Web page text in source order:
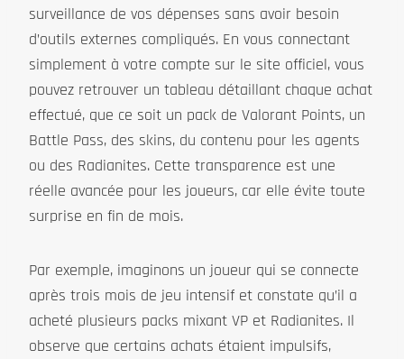
surveillance de vos dépenses sans avoir besoin
d’outils externes compliqués. En vous connectant
simplement à votre compte sur le site officiel, vous
pouvez retrouver un tableau détaillant chaque achat
effectué, que ce soit un pack de Valorant Points, un
Battle Pass, des skins, du contenu pour les agents
ou des Radianites. Cette transparence est une
réelle avancée pour les joueurs, car elle évite toute
surprise en fin de mois.
Par exemple, imaginons un joueur qui se connecte
après trois mois de jeu intensif et constate qu’il a
acheté plusieurs packs mixant VP et Radianites. Il
observe que certains achats étaient impulsifs,